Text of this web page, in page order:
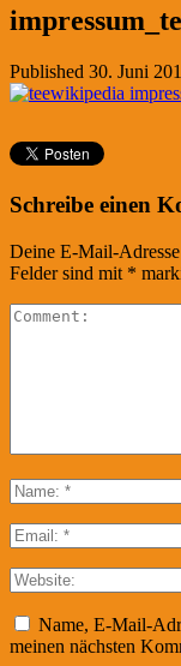
Published 30. Juni
Schreibe einen
Deine E-Mail-
Felder sind mit *
Name, E-Mail-
meinen nächsten